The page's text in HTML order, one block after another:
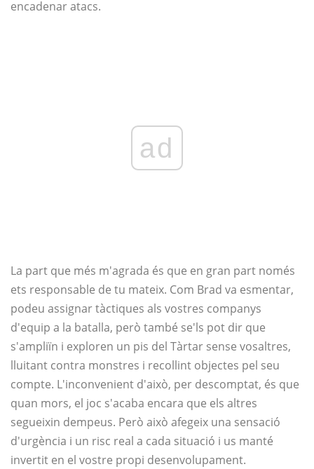
encadenar atacs.
ad
La part que més m'agrada és que en gran part només
ets responsable de tu mateix. Com Brad va esmentar,
podeu assignar tàctiques als vostres companys
d'equip a la batalla, però també se'ls pot dir que
s'ampliïn i exploren un pis del Tàrtar sense vosaltres,
lluitant contra monstres i recollint objectes pel seu
compte. L'inconvenient d'això, per descomptat, és que
quan mors, el joc s'acaba encara que els altres
segueixin dempeus. Però això afegeix una sensació
d'urgència i un risc real a cada situació i us manté
invertit en el vostre propi desenvolupament.